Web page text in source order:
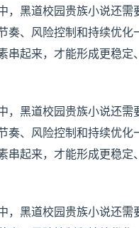
，黑道校园贵族小说还需
奏、风险控制和持续优化
串起来，才能形成更稳定
，黑道校园贵族小说还需
奏、风险控制和持续优化
串起来，才能形成更稳定
，黑道校园贵族小说还需